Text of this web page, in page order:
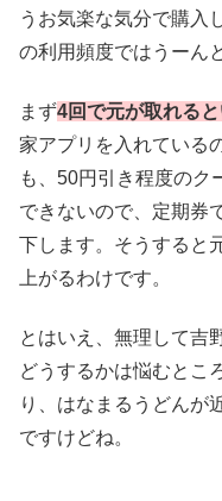
うお気楽な気分で購入
の利用頻度ではうーん
まず4回で元が取れる
家アプリを入れている
も、50円引き程度のク
できないので、定期券
下します。そうすると
上がるわけです。
とはいえ、無理して吉
どうするかは悩むとこ
り、はなまるうどんが
ですけどね。